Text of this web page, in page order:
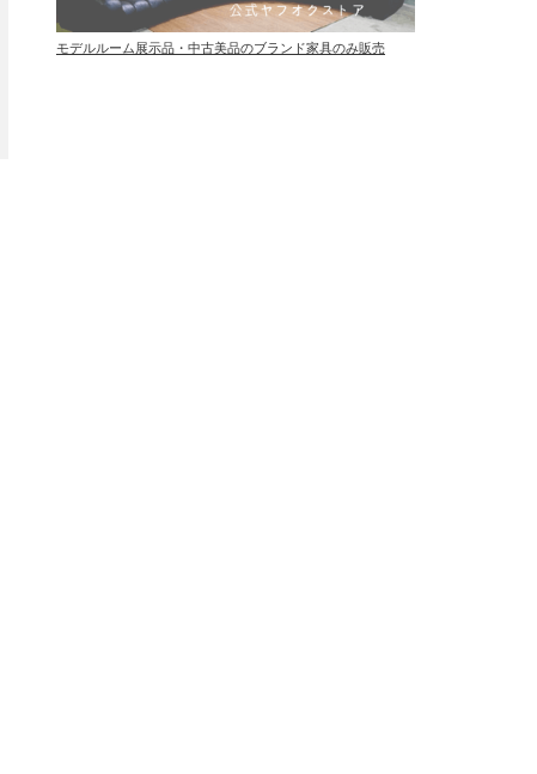
モデルルーム展示品・中古美品のブランド家具のみ販売